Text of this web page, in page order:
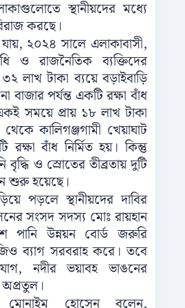
স্থানীয়দের মধ্যে
করছে।
যায়, ২০২৪ সালে এলাকাবাসী,
ও রাজনৈতিক ব্যক্তিদের
লাখ টাকা ব্যয়ে বড়াইবাড়ি
বাজার পর্যন্ত একটি রক্ষা বাঁধ
সময়ে প্রায় ১৮ লাখ টাকা
কালিগঞ্জগামী খেয়াঘাট
বাঁধ নির্মিত হয়। কিন্তু
বৃদ্ধি ও স্রোতের তীব্রতায় দুটি
শুরু হয়েছে।
পড়লে স্থানীয়দের দাবির
সংসদ সদস্য মোঃ রায়হান
পানি উন্নয়ন বোর্ড জরুরি
ব্যাগ সরবরাহ করে। তবে
নদীর ভয়াবহ ভাঙনের
অপ্রতুল।